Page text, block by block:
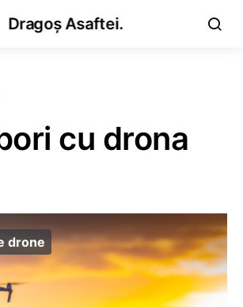
Dragoș Asaftei.
cu drona
drone